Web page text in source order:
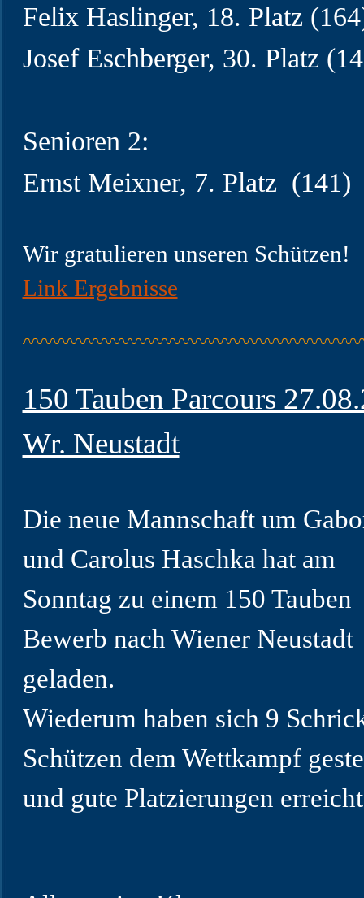
Felix Haslinger, 18. Platz
Josef Eschberger, 30. Platz
Senioren 2:
Ernst Meixner, 7. Platz (141)
Wir gratulieren unseren Schützen!
Link Ergebnisse
150 Tauben Parcours
Wr. Neustadt
Die neue Mannschaft um
und Carolus Haschka hat am
Sonntag zu einem 150 Tauben
Bewerb nach Wiener Neustadt
geladen.
Wiederum haben sich 9
Schützen dem Wettkampf
und gute Platzierungen